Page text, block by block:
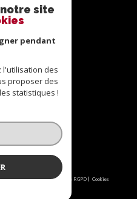
powered by Google |
Admin Partenaires Politique RGPD Cookies
site
pendant
l'utilisation des
proposer des
statistiques !